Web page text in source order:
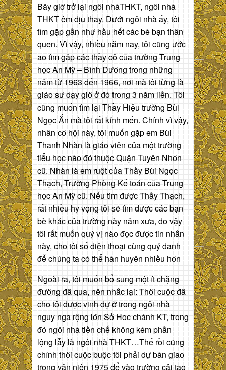
Bây giờ trở lại ngôi nhàTHKT, ngôi nhà
THKT êm dịu thay. Dưới ngôi nhà ấy, tôi
tìm gặp gần như hầu hết các bè bạn thân
quen. Vì vậy, nhiều năm nay, tôi cũng ước
ao tìm găp các thầy cô của trường Trung
học An Mỹ – Bình Dương trong những
năm từ 1963 đến 1966, nơi mà tôi từng là
giáo sư dạy giờ ở đó trong 3 năm liền. Tôi
cũng muốn tìm lại Thầy Hiệu trưởng Bùi
Ngọc Ấn mà tôi rất kính mến. Chính vì vậy,
nhân cơ hội này, tôi muốn gặp em Bùi
Thanh Nhàn là giáo viên của một trường
tiểu học nào đó thuộc Quận Tuyên Nhơn
cũ. Nhàn là em ruột của Thầy Bùi Ngọc
Thạch, Trưởng Phòng Kế toán của Trung
học An Mỹ cũ. Nếu tìm được Thầy Thạch,
rất nhiều hy vọng tôi sẽ tìm được các bạn
bè khác của trường này năm xưa, do vậy
tôi rất muốn quý vị nào đọc được tin nhắn
này, cho tôi số điện thoại cùng quý danh
để chúng ta có thể hàn huyên nhiều hơn
Ngoài ra, tôi muốn bổ sung một ít chặng
đường đã qua, nên nhắc lại: Thời cuộc đã
cho tôi được vinh dự ở trong ngôi nhà
nguy nga rộng lớn Sở Hoc chánh KT, trong
đó ngôi nhà tiền chế không kém phần
lộng lẫy là ngôi nhà THKT…Thế rồi cũng
chính thời cuộc buộc tôi phải dự bàn giao
trong vận niên 1975 để vào trường cải tạo